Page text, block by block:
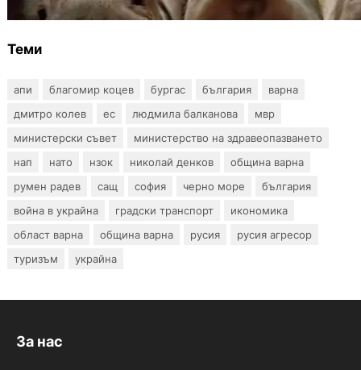
Теми
апи благомир коцев бургас българия
варна
дмитро колев
ес людмила балканова
мвр
министерски съвет
министерство на здравеопазването
нап
нато нзок николай денков
община варна
румен радев
сащ софия черно море
българия
война в украйна
градски транспорт
икономика
област варна
община варна русия
русия агресор
туризъм
украйна
За нас